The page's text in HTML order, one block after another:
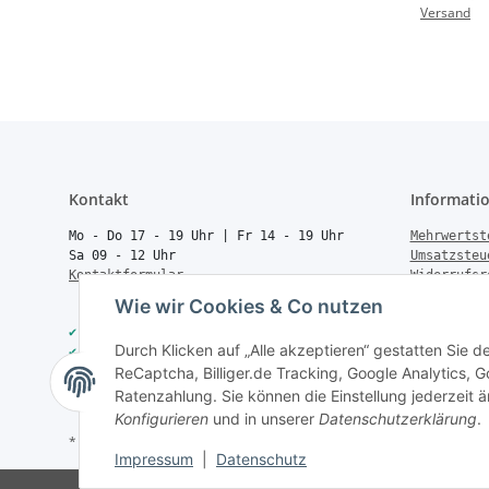
Wie wir Cookies & Co nutzen
Durch Klicken auf „Alle akzeptieren“ gestatten Sie
ReCaptcha, Billiger.de Tracking, Google Analytics,
Ratenzahlung. Sie können die Einstellung jederzeit
Konfigurieren und in unserer Datenschutzerklärung.
Impressum Datenschutz
Versand
Kontakt
Mo - Do 17 - 19 Uhr | Fr 14 - 19 Uhr
Sa 09 - 12 Uhr
Kontaktformular
✔
✔
Trusted Shops zertifiziert
✔ Schneller Versand
✔ Persönliche Fachberatung
Geld
Über uns
FAQ
* Alle Preise inkl. gesetzlicher USt., zzgl.